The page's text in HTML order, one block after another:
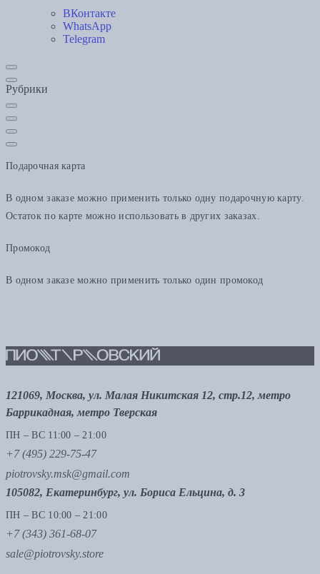
ВКонтакте
WhatsApp
Telegram
Рубрики
Подарочная карта
В одном заказе можно применить только одну подарочную карту.
Остаток по карте можно использовать в других заказах.
Промокод
В одном заказе можно применить только один промокод
121069, Москва, ул. Малая Никитская 12, стр.12, метро
Баррикадная, метро Тверская
ПН – ВС 11:00 – 21:00
+7 (495) 229-75-47
piotrovsky.msk@gmail.com
105082, Екатеринбург, ул. Бориса Ельцина, д. 3
ПН – ВС 10:00 – 21:00
+7 (343) 361-68-07
sale@piotrovsky.store